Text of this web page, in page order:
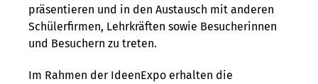
präsentieren und in den Austausch mit anderen
Schülerfirmen, Lehrkräften sowie Besucherinnen
und Besuchern zu treten.
Im Rahmen der IdeenExpo erhalten die